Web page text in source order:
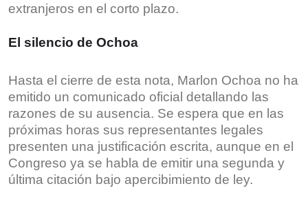
extranjeros en el corto plazo.
El silencio de Ochoa
Hasta el cierre de esta nota, Marlon Ochoa no ha
emitido un comunicado oficial detallando las
razones de su ausencia. Se espera que en las
próximas horas sus representantes legales
presenten una justificación escrita, aunque en el
Congreso ya se habla de emitir una segunda y
última citación bajo apercibimiento de ley.